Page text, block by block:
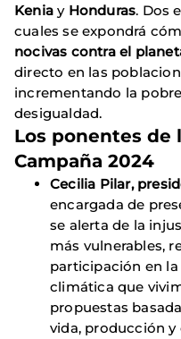
Keniay Honduras. Dos
cuales se expondrá
nocivas contra el
directo en las
incrementando la
desigualdad.
Los ponentes de
Campaña 2024
Cecilia Pilar,
encargada de
se alerta de la
más vulnerables,
participación en
climática que
propuestas
vida, producción